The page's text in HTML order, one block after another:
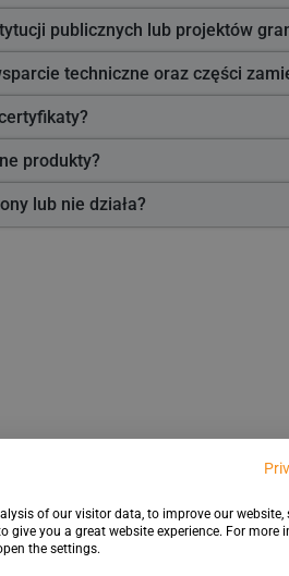
of our visitor data, to improve our website,
give you a great website experience. For more
the settings.
publicznych lub projektów
techniczne oraz części
produkty?
lub nie działa?